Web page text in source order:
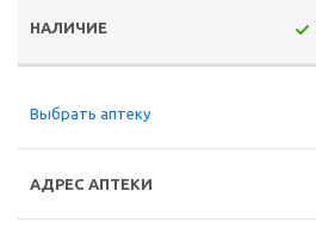
Выбрать аптеку